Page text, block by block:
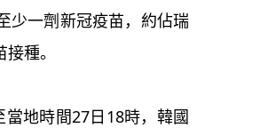
少一劑新冠疫苗，約佔瑞
種。
地時間27日18時，韓國